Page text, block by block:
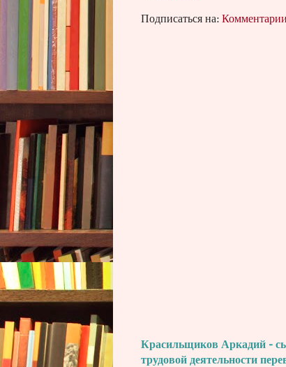
Подписаться на:
Красильщиков Аркадий -
трудовой деятельности